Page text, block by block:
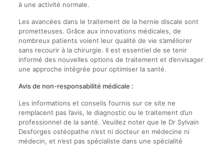
à une activité normale.
Les avancées dans le traitement de la hernie discale sont
prometteuses. Grâce aux innovations médicales, de
nombreux patients voient leur qualité de vie s’améliorer
sans recourir à la chirurgie. Il est essentiel de se tenir
informé des nouvelles options de traitement et d’envisager
une approche intégrée pour optimiser la santé.
Avis de non-responsabilité médicale :
Les informations et conseils fournis sur ce site ne
remplacent pas l’avis, le diagnostic ou le traitement d’un
professionnel de la santé. Veuillez noter que le Dr Sylvain
Desforges ostéopathe n’est ni docteur en médecine ni
médecin, et n’est pas spécialiste dans une spécialité